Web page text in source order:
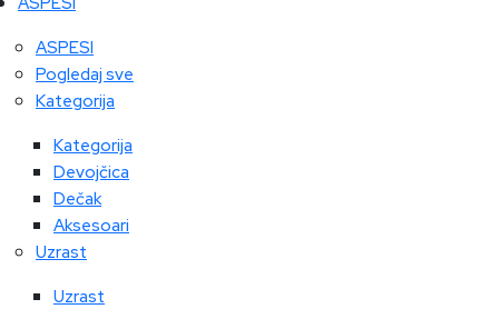
ASPESI
Pogledaj sve
Kategorija
Kategorija
Devojčica
Dečak
Aksesoari
Uzrast
Uzrast